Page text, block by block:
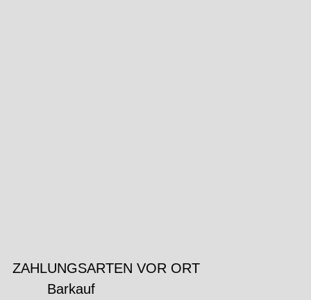
ZAHLUNGSARTEN VOR ORT
Barkauf